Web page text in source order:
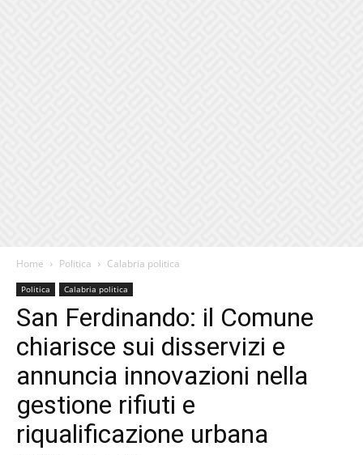
Home Politica Calabria politica
Politica Calabria politica
San Ferdinando: il Comune
chiarisce sui disservizi e
annuncia innovazioni nella
gestione rifiuti e
riqualificazione urbana